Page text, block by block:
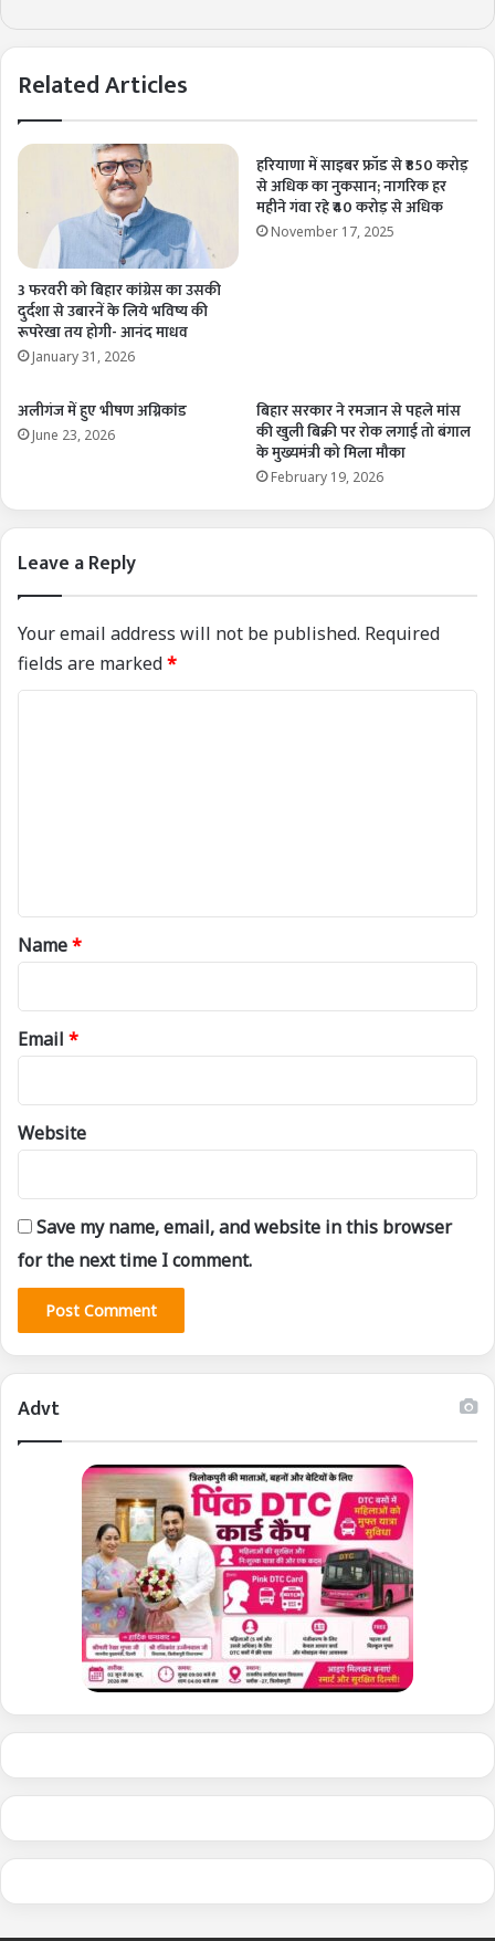
Related Articles
3 फरवरी को बिहार कांग्रेस का उसकी
दुर्दशा से उबारनें के लिये भविष्य की
रूपरेखा तय होगी- आनंद माधव
January 31, 2026
हरियाणा में साइबर फ्रॉड से ₹850 करोड़
से अधिक का नुकसान; नागरिक हर
महीने गंवा रहे ₹40 करोड़ से अधिक
November 17, 2025
अलीगंज में हुए भीषण अग्निकांड
June 23, 2026
बिहार सरकार ने रमजान से पहले मांस
की खुली बिक्री पर रोक लगाई तो बंगाल
के मुख्यमंत्री को मिला मौका
February 19, 2026
Leave a Reply
Your email address will not be published. Required
fields are marked*
*
Name*
Email *
Website
Save my name, email, and website in this browser
for the next time I comment.
Advt